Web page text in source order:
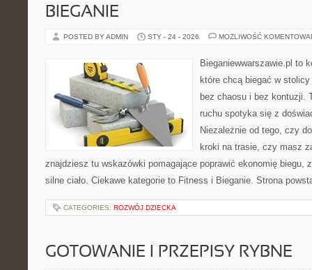
BIEGANIE
POSTED BY ADMIN STY - 24 - 2026 MOŻLIWOŚĆ
Bieganiewwarszawie.pl to
które chcą biegać w
bez chaosu i bez kontuzji.
ruchu spotyka się z
Niezależnie od tego, czy
kroki na trasie, czy masz
znajdziesz tu wskazówki pomagające poprawić ekonomię biegu,
silne ciało. Ciekawe kategorie to Fitness i Bieganie. Strona
CATEGORIES: ROZWÓJ DZIECKA
GOTOWANIE I PRZEPISY RYBNE